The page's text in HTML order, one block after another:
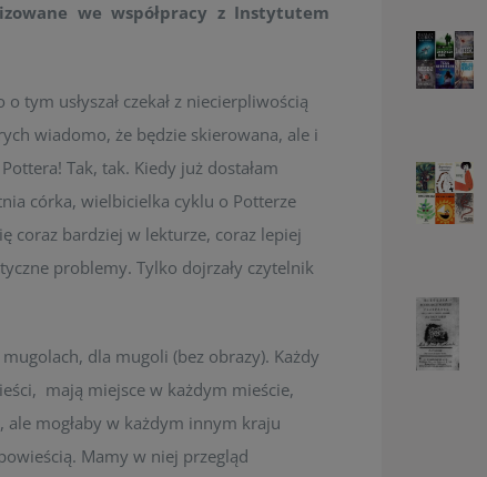
we współpracy z Instytutem
tym usłyszał czekał z niecierpliwością
wiadomo, że będzie skierowana, ale i
Tak, tak. Kiedy już dostałam
córka, wielbicielka cyklu o Potterze
coraz bardziej w lekturze, coraz lepiej
problemy. Tylko dojrzały czytelnik
dla mugoli (bez obrazy). Każdy
mają miejsce w każdym mieście,
ale mogłaby w każdym innym kraju
Mamy w niej przegląd